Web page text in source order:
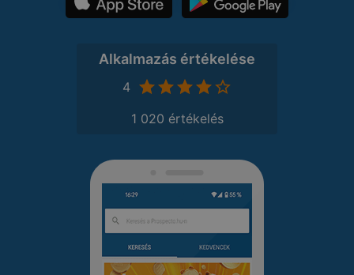
Alkalmazás értékelése
4
1 020 értékelés